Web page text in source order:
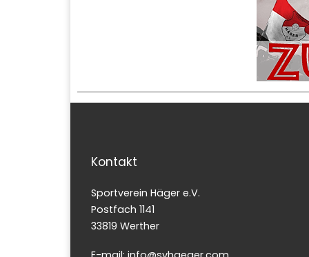
Kontakt
Sportverein Häger e.V.
Postfach 1141
33819 Werther